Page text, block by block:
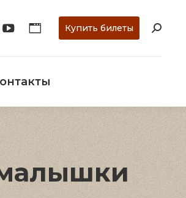
Купить билеты
Научная работа Контакты